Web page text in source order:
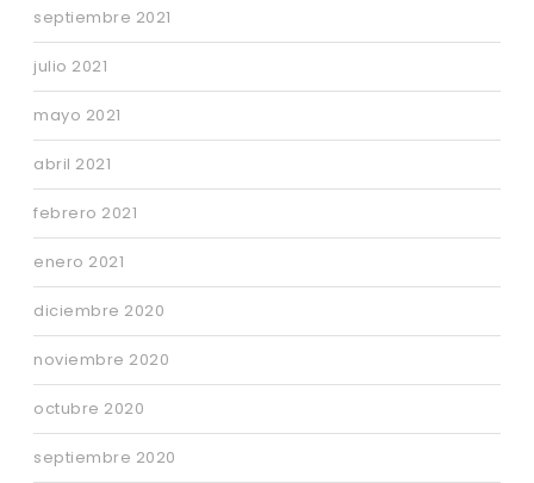
septiembre 2021
julio 2021
mayo 2021
abril 2021
febrero 2021
enero 2021
diciembre 2020
noviembre 2020
octubre 2020
septiembre 2020